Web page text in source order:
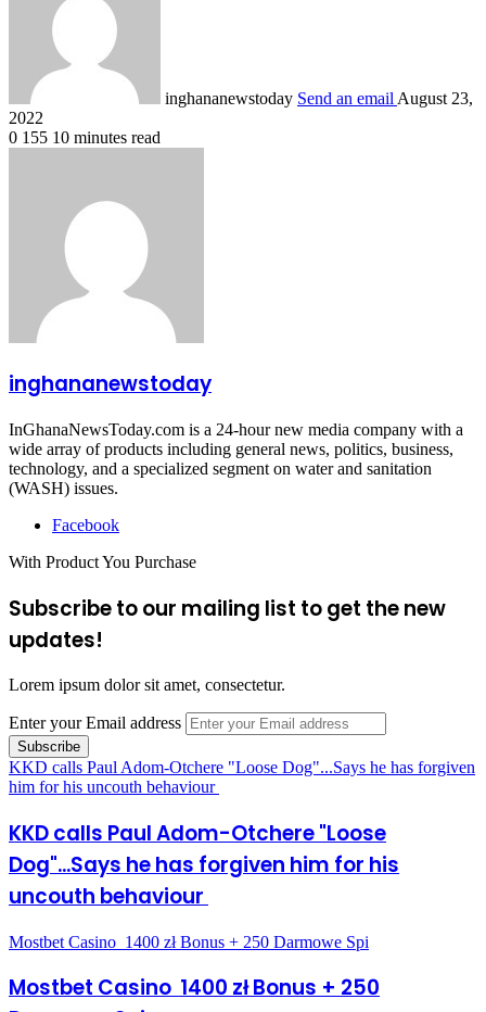
inghananewstoday Send an emailAugust 23,
2022
0 155 10 minutes read
inghananewstoday
InGhanaNewsToday.com is a 24-hour new media company with a
wide array of products including general news, politics, business,
technology, and a specialized segment on water and sanitation
(WASH) issues.
Facebook
With Product You Purchase
Subscribe to our mailing list to get the new
updates!
Lorem ipsum dolor sit amet, consectetur.
Enter your Email address
KKD calls Paul Adom-Otchere "Loose Dog"...Says he has forgiven
him for his uncouth behaviour
KKD calls Paul Adom-Otchere "Loose
Dog"...Says he has forgiven him for his
uncouth behaviour
Mostbet Casino ️ 1400 zł Bonus + 250 Darmowe Spi
Mostbet Casino ️ 1400 zł Bonus + 250